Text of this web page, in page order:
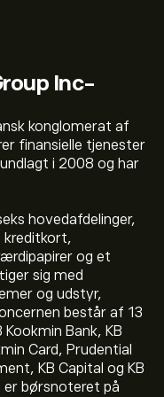
Inc-
konglomerat af
finansielle tjenester
i 2008 og har
hovedafdelinger,
kreditkort,
og et
sig med
og udstyr,
består af 13
Bank, KB
Card, Prudential
KB Capital og KB
er børsnoteret på